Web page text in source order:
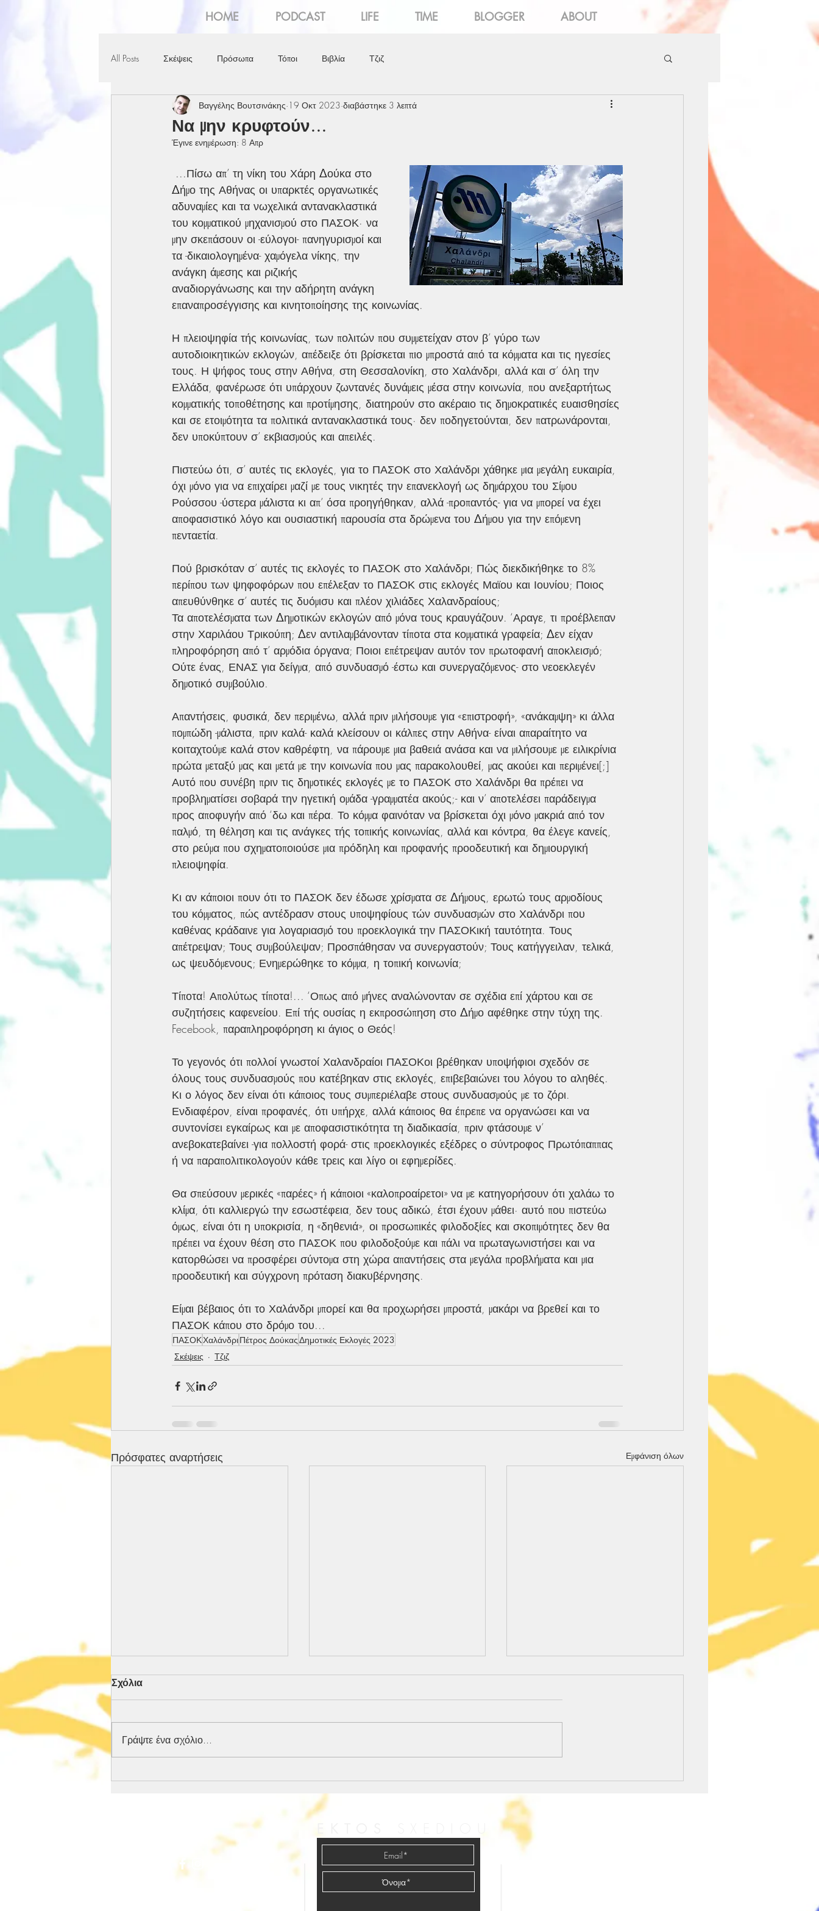
HOME PODCAST LIFE TIME BLOGGER ABOUT
All Posts Σκέψεις Πρόσωπα Τόποι Βιβλία Τζιζ
Να μην κρυφτούν...
Βαγγέλης Βουτσινάκης 19 Οκτ 2023 διαβάστηκε 3 λεπτά
Έγινε ενημέρωση: 8 Απρ
Δήμο της Αθήνας οι υπαρκτές οργανωτικές
αδυναμίες και τα νωχελικά αντανακλαστικά
του κομματικού μηχανισμού στο ΠΑΣΟΚ· να
μην σκεπάσουν οι -εύλογοι- πανηγυρισμοί και
τα -δικαιολογημένα- χαμόγελα νίκης, την
ανάγκη άμεσης και ριζικής
αναδιοργάνωσης και την αδήρητη ανάγκη
επαναπροσέγγισης και κινητοποίησης της κοινωνίας.
Η πλειοψηφία τής κοινωνίας, των πολιτών που συμμετείχαν στον β’ γύρο των
αυτοδιοικητικών εκλογών, απέδειξε ότι βρίσκεται πιο μπροστά από τα κόμματα και τις ηγεσίες
τους. Η ψήφος τους στην Αθήνα, στη Θεσσαλονίκη, στο Χαλάνδρι, αλλά και σ’ όλη την
Ελλάδα, φανέρωσε ότι υπάρχουν ζωντανές δυνάμεις μέσα στην κοινωνία, που ανεξαρτήτως
κομματικής τοποθέτησης και προτίμησης, διατηρούν στο ακέραιο τις δημοκρατικές ευαισθησίες
και σε ετοιμότητα τα πολιτικά αντανακλαστικά τους· δεν ποδηγετούνται, δεν πατρωνάρονται,
δεν υποκύπτουν σ’ εκβιασμούς και απειλές.
Πιστεύω ότι, σ’ αυτές τις εκλογές, για το ΠΑΣΟΚ στο Χαλάνδρι χάθηκε μια μεγάλη ευκαιρία,
όχι μόνο για να επιχαίρει μαζί με τους νικητές την επανεκλογή ως δημάρχου του Σίμου
Ρούσσου -ύστερα μάλιστα κι απ’ όσα προηγήθηκαν, αλλά -προπαντός- για να μπορεί να έχει
αποφασιστικό λόγο και ουσιαστική παρουσία στα δρώμενα του Δήμου για την επόμενη
πενταετία.
Πού βρισκόταν σ’ αυτές τις εκλογές το ΠΑΣΟΚ στο Χαλάνδρι; Πώς διεκδικήθηκε το 8%
περίπου των ψηφοφόρων που επέλεξαν το ΠΑΣΟΚ στις εκλογές Μαϊου και Ιουνίου; Ποιος
απευθύνθηκε σ’ αυτές τις δυόμισυ και πλέον χιλιάδες Χαλανδραίους;
Τα αποτελέσματα των Δημοτικών εκλογών από μόνα τους κραυγάζουν. ‘Αραγε, τι προέβλεπαν
στην Χαριλάου Τρικούπη; Δεν αντιλαμβάνονταν τίποτα στα κομματικά γραφεία; Δεν είχαν
πληροφόρηση από τ’ αρμόδια όργανα; Ποιοι επέτρεψαν αυτόν τον πρωτοφανή αποκλεισμό;
Ούτε ένας, ΕΝΑΣ για δείγμα, από συνδυασμό -έστω και συνεργαζόμενος- στο νεοεκλεγέν
δημοτικό συμβούλιο.
Απαντήσεις, φυσικά, δεν περιμένω, αλλά πριν μιλήσουμε για «επιστροφή», «ανάκαμψη» κι άλλα
πομπώδη -μάλιστα, πριν καλά- καλά κλείσουν οι κάλπες στην Αθήνα- είναι απαραίτητο να
κοιταχτούμε καλά στον καθρέφτη, να πάρουμε μια βαθειά ανάσα και να μιλήσουμε με ειλικρίνια
πρώτα μεταξύ μας και μετά με την κοινωνία που μας παρακολουθεί, μας ακούει και περιμένει[;]
Αυτό που συνέβη πριν τις δημοτικές εκλογές με το ΠΑΣΟΚ στο Χαλάνδρι θα πρέπει να
προβληματίσει σοβαρά την ηγετική ομάδα -γραμματέα ακούς;- και ν’ αποτελέσει παράδειγμα
προς αποφυγήν από ‘δω και πέρα. Το κόμμα φαινόταν να βρίσκεται όχι μόνο μακριά από τον
παλμό, τη θέληση και τις ανάγκες τής τοπικής κοινωνίας, αλλά και κόντρα, θα έλεγε κανείς,
στο ρεύμα που σχηματοποιούσε μια πρόδηλη και προφανής προοδευτική και δημιουργική
πλειοψηφία.
Κι αν κάποιοι πουν ότι το ΠΑΣΟΚ δεν έδωσε χρίσματα σε Δήμους, ερωτώ τους αρμοδίους
του κόμματος, πώς αντέδρασν στους υποψηφίους τών συνδυασμών στο Χαλάνδρι που
καθένας κράδαινε για λογαριασμό του προεκλογικά την ΠΑΣΟΚική ταυτότητα. Τους
απέτρεψαν; Τους συμβούλεψαν; Προσπάθησαν να συνεργαστούν; Τους κατήγγειλαν, τελικά,
ως ψευδόμενους; Ενημερώθηκε το κόμμα, η τοπική κοινωνία;
Τίποτα! Απολύτως τίποτα!... ‘Οπως από μήνες αναλώνονταν σε σχέδια επί χάρτου και σε
συζητήσεις καφενείου. Επί τής ουσίας η εκπροσώπηση στο Δήμο αφέθηκε στην τύχη της.
Fecebook, παραπληροφόρηση κι άγιος ο Θεός!
Το γεγονός ότι πολλοί γνωστοί Χαλανδραίοι ΠΑΣΟΚοι βρέθηκαν υποψήφιοι σχεδόν σε
όλους τους συνδυασμούς που κατέβηκαν στις εκλογές, επιβεβαιώνει του λόγου το αληθές.
Κι ο λόγος δεν είναι ότι κάποιος τους συμπεριέλαβε στους συνδυασμούς με το ζόρι.
Ενδιαφέρον, είναι προφανές, ότι υπήρχε, αλλά κάποιος θα έπρεπε να οργανώσει και να
συντονίσει εγκαίρως και με αποφασιστικότητα τη διαδικασία, πριν φτάσουμε ν’
ανεβοκατεβαίνει -για πολλοστή φορά- στις προεκλογικές εξέδρες ο σύντροφος Πρωτόπαππας
ή να παραπολιτικολογούν κάθε τρεις και λίγο οι εφημερίδες.
Θα σπεύσουν μερικές «παρέες» ή κάποιοι «καλοπροαίρετοι» να με κατηγορήσουν ότι χαλάω το
κλίμα, ότι καλλιεργώ την εσωστέφεια, δεν τους αδικώ, έτσι έχουν μάθει· αυτό που πιστεύω
όμως, είναι ότι η υποκρισία, η «δηθενιά», οι προσωπικές φιλοδοξίες και σκοπιμότητες δεν θα
πρέπει να έχουν θέση στο ΠΑΣΟΚ που φιλοδοξούμε και πάλι να πρωταγωνιστήσει και να
κατορθώσει να προσφέρει σύντομα στη χώρα απαντήσεις στα μεγάλα προβλήματα και μια
προοδευτική και σύγχρονη πρόταση διακυβέρνησης.
Είμαι βέβαιος ότι το Χαλάνδρι μπορεί και θα προχωρήσει μπροστά, μακάρι να βρεθεί και το
ΠΑΣΟΚ κάπου στο δρόμο του...
ΠΑΣΟΚΧαλάνδριΠέτρος ΔούκαςΔημοτικές Εκλογές 2023
Σκέψεις
Τζιζ
Πρόσφατες αναρτήσεις Εμφάνιση όλων
Βάλε κι άλλο πιάτο στο
τραπέζι...
Μόνο οι ημερομηνίες
Σχόλια
Γράψτε ένα σχόλιο...